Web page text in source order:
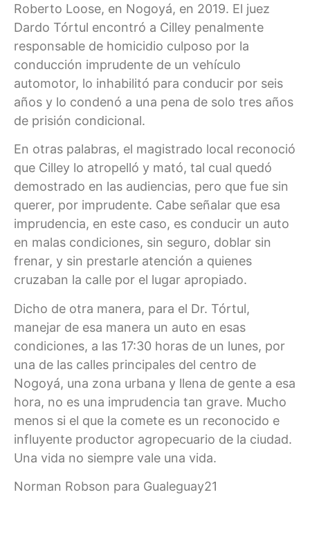
Roberto Loose, en Nogoyá, en 2019. El juez
Dardo Tórtul encontró a Cilley penalmente
responsable de homicidio culposo por la
conducción imprudente de un vehículo
automotor, lo inhabilitó para conducir por seis
años y lo condenó a una pena de solo tres años
de prisión condicional.
En otras palabras, el magistrado local reconoció
que Cilley lo atropelló y mató, tal cual quedó
demostrado en las audiencias, pero que fue sin
querer, por imprudente. Cabe señalar que esa
imprudencia, en este caso, es conducir un auto
en malas condiciones, sin seguro, doblar sin
frenar, y sin prestarle atención a quienes
cruzaban la calle por el lugar apropiado.
Dicho de otra manera, para el Dr. Tórtul,
manejar de esa manera un auto en esas
condiciones, a las 17:30 horas de un lunes, por
una de las calles principales del centro de
Nogoyá, una zona urbana y llena de gente a esa
hora, no es una imprudencia tan grave. Mucho
menos si el que la comete es un reconocido e
influyente productor agropecuario de la ciudad.
Una vida no siempre vale una vida.
Norman Robson para Gualeguay21